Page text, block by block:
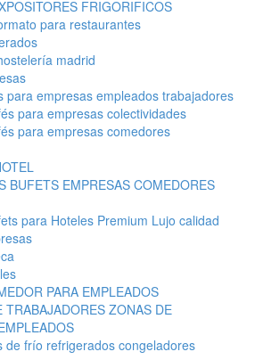
FRIGORIFICOS
para restaurantes
madrid
para empresas empleados trabajadores
para empresas colectividades
para empresas comedores
BUFETS EMPRESAS COMEDORES
para Hoteles Premium Lujo calidad
PARA EMPLEADOS
TRABAJADORES ZONAS DE
de frío refrigerados congeladores